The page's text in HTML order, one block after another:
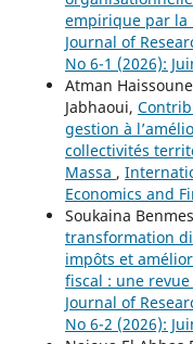
empirique par la
Journal of
No 6-1 (2026):
Atman
Jabhaoui,
gestion à
collectivités
Massa ,
Economics and
Soukaina
transformation
impôts et
fiscal : une
Journal of
No 6-2 (2026):